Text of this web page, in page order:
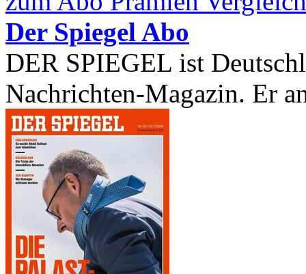
Der Spiegel Abo
DER SPIEGEL ist
Nachrichten-Magazin. Er